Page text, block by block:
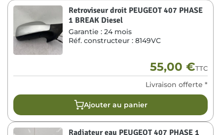
Retroviseur droit PEUGEOT 407 PHASE
1 BREAK Diesel
Garantie : 24 mois
Réf. constructeur : 8149VC
55,00 €TTC
Livraison offerte *
Ajouter au panier
Radiateur eau PEUGEOT 407 PHASE 1